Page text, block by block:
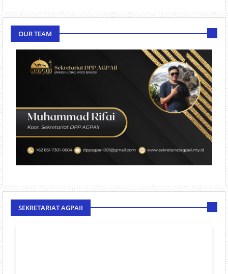
OUR TEAM
SEKRETARIAT AGPAII